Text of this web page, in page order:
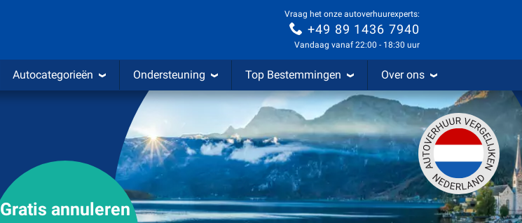
Vraag het onze autoverhuurexperts:
+49 89 1436 7940
Vandaag vanaf 22:00 - 18:30 uur
Autocategorieën Ondersteuning Top Bestemmingen Over ons
Gratis annuleren